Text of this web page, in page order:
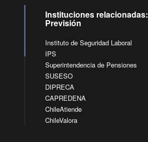
Instituciones relacionadas:
Previsión
Instituto de Seguridad Laboral
IPS
Superintendencia de Pensiones
SUSESO
DIPRECA
CAPREDENA
ChileAtiende
ChileValora